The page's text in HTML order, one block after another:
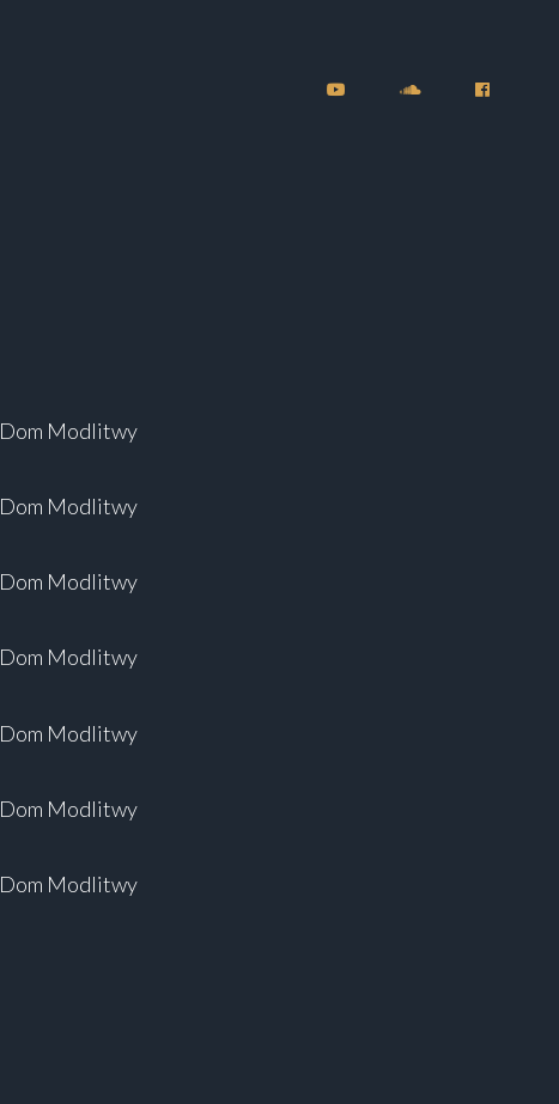
Dom Modlitwy
Dom Modlitwy
Dom Modlitwy
Dom Modlitwy
Dom Modlitwy
Dom Modlitwy
Dom Modlitwy